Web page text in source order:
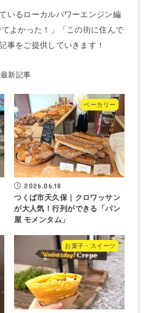
いるローカルパワーエンジン編
よかった！」「この街に住んで
事をご提供していきます！
ベーカリー
2026.06.18
つくば市天久保｜クロワッサン
が大人気！行列ができる「パン
屋 モメンタム」
お菓子・スイーツ